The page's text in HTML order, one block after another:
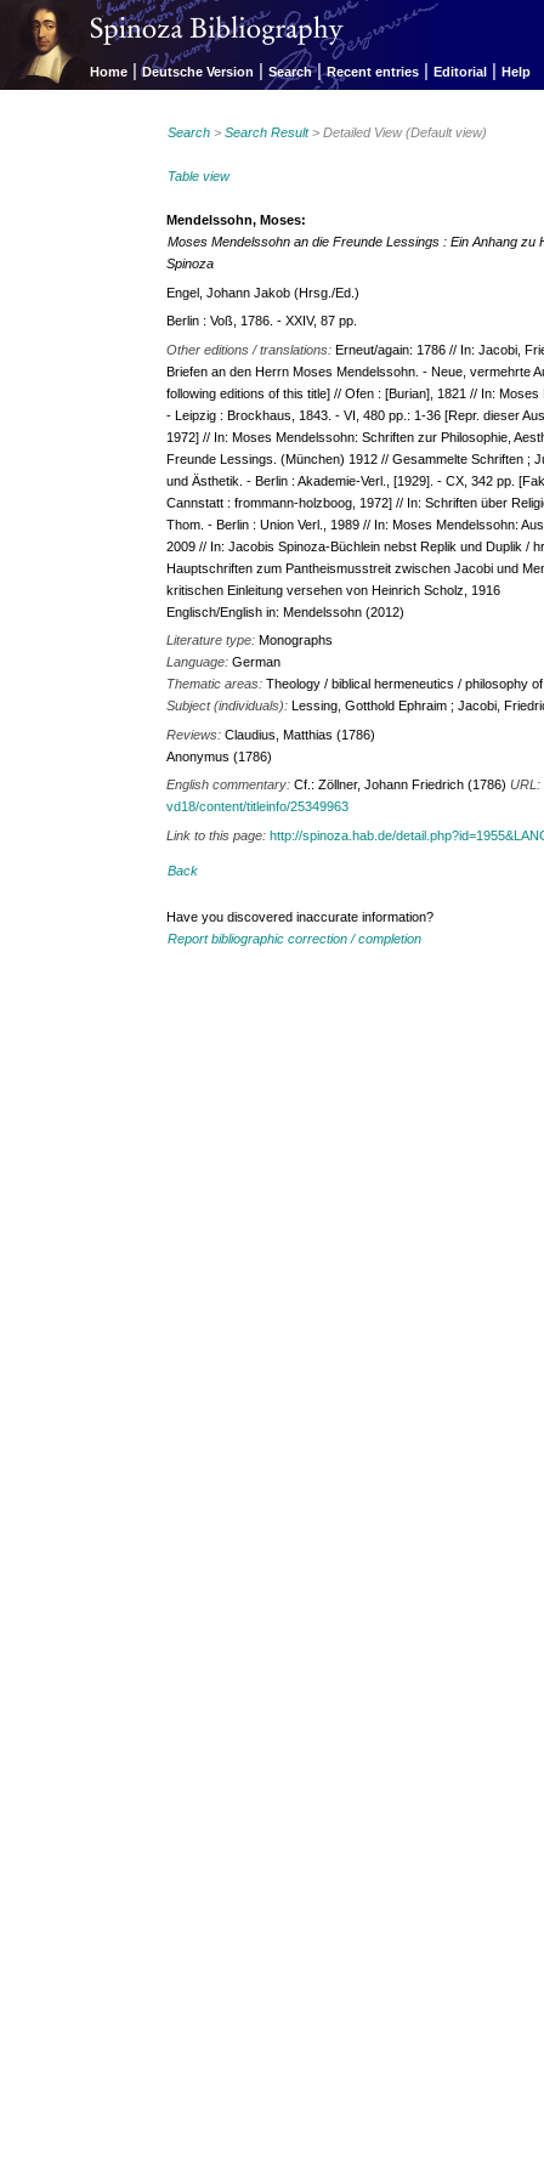
Home | Deutsche Version | Search | Recent entries | Editorial | Help
Search >Search Result> Detailed View (Default view)
Table view
Mendelssohn, Moses:
Moses Mendelssohn an die Freunde Lessings : Ein Anhang
Spinoza
Engel, Johann Jakob (Hrsg./Ed.)
Berlin : Voß, 1786. - XXIV, 87 pp.
Other editions / translations:Erneut/again: 1786 // In: Jacobi,
Briefen an den Herrn Moses Mendelssohn. - Neue, vermehrte
following editions of this title] // Ofen : [Burian], 1821 // In:
- Leipzig : Brockhaus, 1843. - VI, 480 pp.: 1-36 [Repr. dieser
1972] // In: Moses Mendelssohn: Schriften zur Philosophie,
Freunde Lessings. (München) 1912 // Gesammelte Schriften ;
und Ästhetik. - Berlin : Akademie-Verl., [1929]. - CX, 342 pp.
Cannstatt : frommann-holzboog, 1972] // In: Schriften über
Thom. - Berlin : Union Verl., 1989 // In: Moses Mendelssohn:
2009 // In: Jacobis Spinoza-Büchlein nebst Replik und Duplik /
Hauptschriften zum Pantheismusstreit zwischen Jacobi und
kritischen Einleitung versehen von Heinrich Scholz, 1916
Englisch/English in: Mendelssohn (2012)
Literature type:Monographs
Language:German
Thematic areas:Theology / biblical hermeneutics / philosophy
Subject (individuals):Lessing, Gotthold Ephraim ; Jacobi,
Reviews:Claudius, Matthias (1786)
Anonymus (1786)
English commentary:Cf.: Zöllner, Johann Friedrich (1786)URL:
vd18/content/titleinfo/25349963
Link to this page:http://spinoza.hab.de/
Back
Have you discovered inaccurate information?
Report bibliographic correction / completion